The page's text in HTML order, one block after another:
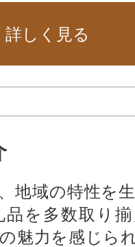
詳しく見る
地域の特性を
を多数取り
魅力を感じら